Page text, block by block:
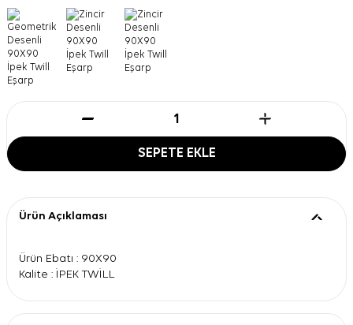
SEPETE EKLE
Ürün Açıklaması
Ürün Ebatı : 90X90
Kalite : İPEK TWİLL